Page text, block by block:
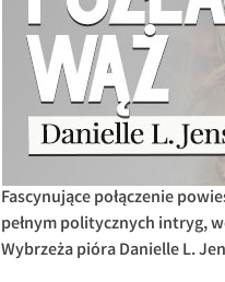
Fascynujące połączenie
pełnym politycznych intryg,
Wybrzeża pióra Danielle L.